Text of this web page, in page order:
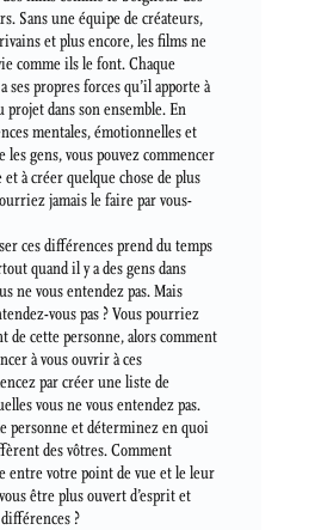
Sans une équipe de créateurs,
et plus encore, les films ne
comme ils le font. Chaque
ses propres forces qu’il apporte à
projet dans son ensemble. En
mentales, émotionnelles et
les gens, vous pouvez commencer
à créer quelque chose de plus
jamais le faire par vous-
ces différences prend du temps
quand il y a des gens dans
ne vous entendez pas. Mais
vous pas ? Vous pourriez
de cette personne, alors comment
à vous ouvrir à ces
par créer une liste de
vous ne vous entendez pas.
personne et déterminez en quoi
des vôtres. Comment
entre votre point de vue et le leur
être plus ouvert d’esprit et
?